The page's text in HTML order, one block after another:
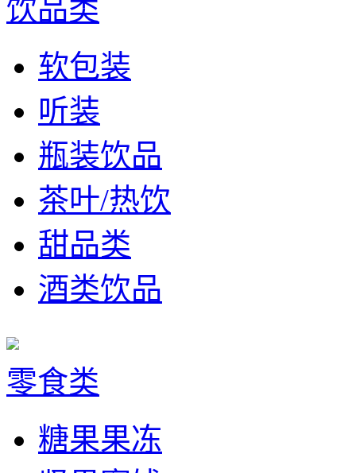
饮品类
软包装
听装
瓶装饮品
茶叶/热饮
甜品类
酒类饮品
零食类
糖果果冻